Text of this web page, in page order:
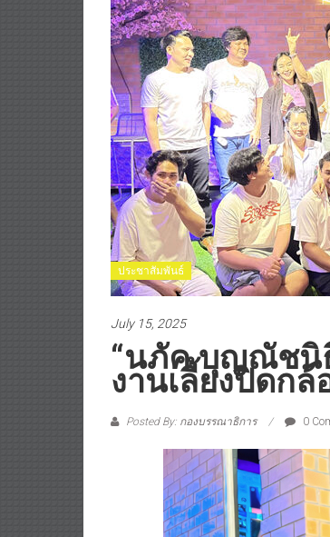
ประชาสัมพันธ์
July 15, 2025
“นภัค บุญณัชนิ
งานเลี้ยงปิดก
Posted By: กองบรรณาธิการ 0